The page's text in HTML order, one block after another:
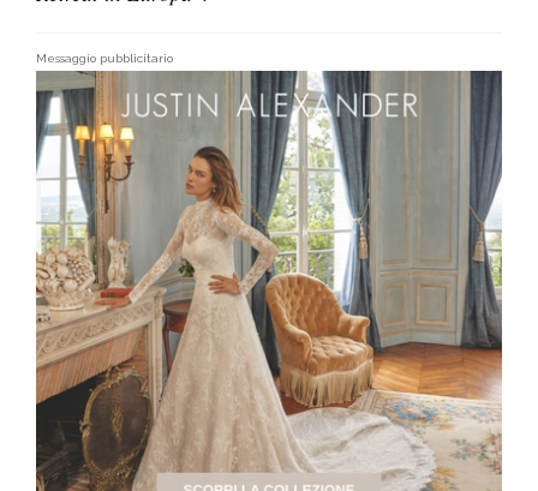
Messaggio pubblicitario